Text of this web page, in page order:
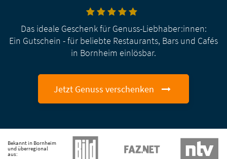
Das ideale Geschenk für Genuss-Liebhaber:innen:
Ein Gutschein - für beliebte Restaurants, Bars und Cafés
in Bornheim einlösbar.
Jetzt Genuss verschenken
Bekannt in Bornheim
und überregional
aus: